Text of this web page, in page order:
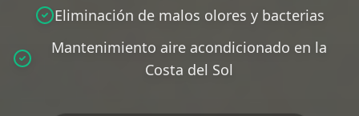
Eliminación de malos olores y bacterias
Mantenimiento aire acondicionado en la
Costa del Sol